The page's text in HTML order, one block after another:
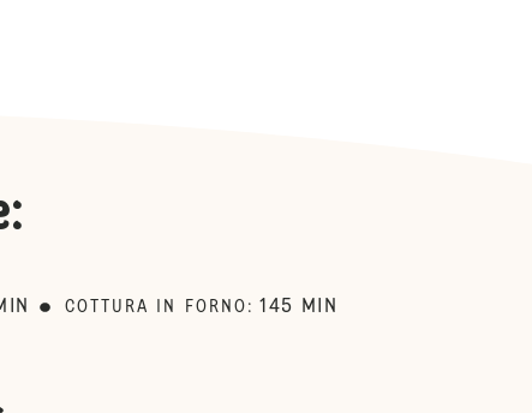
:
COTTURA IN FORNO : 145 MIN